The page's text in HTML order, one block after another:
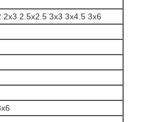
2x3 2.5x2.5 3x3 3x4.5 3x6